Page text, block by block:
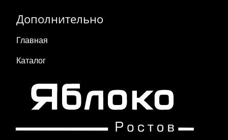
Дополнительно
Главная
Каталог